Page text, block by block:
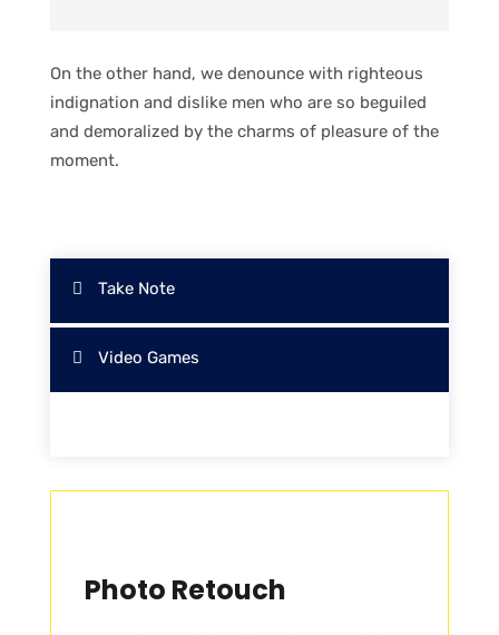
On the other hand, we denounce with righteous
indignation and dislike men who are so beguiled
and demoralized by the charms of pleasure of the
moment.
Take Note
Video Games
Photo Retouch